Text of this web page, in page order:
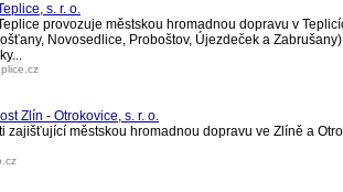
s. r. o.
provozuje městskou hromadnou dopravu v
Novosedlice, Proboštov, Újezdeček a
Zlín - Otrokovice, s. r. o.
zajišťující městskou hromadnou dopravu ve Zlíně a